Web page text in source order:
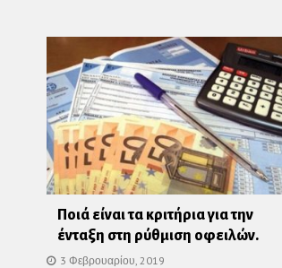
Ποιά είναι τα κριτήρια για την
ένταξη στη ρύθμιση οφειλών.
3 Φεβρουαρίου, 2019